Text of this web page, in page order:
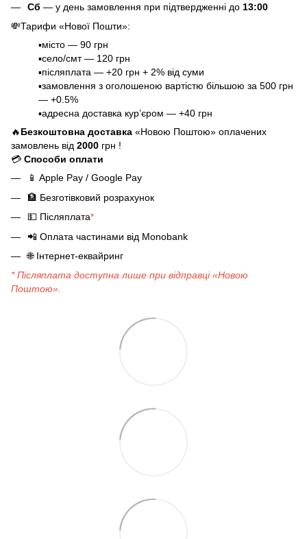
Сб — у день замовлення при підтвердженні до 13:00
💸Тарифи «Нової Пошти»:
▪️місто — 90 грн
▪️село/смт — 120 грн
▪️післяплата — +20 грн + 2% від суми
▪️замовлення з оголошеною вартістю більшою за 500 грн
— +0.5%
▪️адресна доставка кур’єром — +40 грн
🔥Безкоштовна доставка «Новою Поштою» оплачених
замовлень від 2000 грн !
💳 Способи оплати
📱 Apple Pay / Google Pay
🏦 Безготівковий розрахунок
💵 Післяплата*
📲 Оплата частинами від Monobank
🌐Інтернет-еквайринг
* Післяплата доступна лише при відправці «Новою
Поштою».